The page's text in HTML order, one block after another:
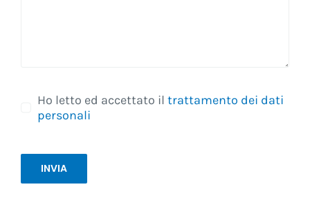
Ho letto ed accettato iltrattamento dei dati
personali
INVIA